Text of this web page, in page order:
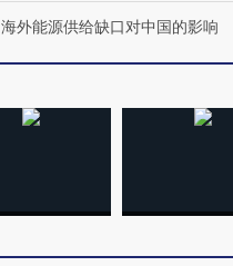
海外能源供给缺口对中国的影响